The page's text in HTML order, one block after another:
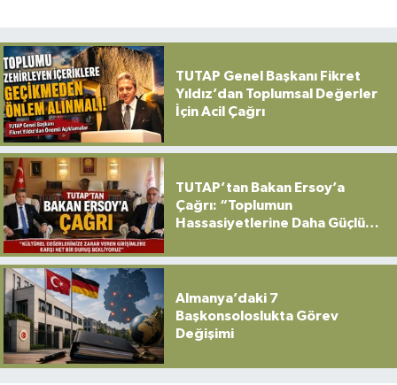
TUTAP Genel Başkanı Fikret
Yıldız’dan Toplumsal Değerler
İçin Acil Çağrı
TUTAP’tan Bakan Ersoy’a
Çağrı: “Toplumun
Hassasiyetlerine Daha Güçlü
Almanya’daki 7
Başkonsoloslukta Görev
Değişimi